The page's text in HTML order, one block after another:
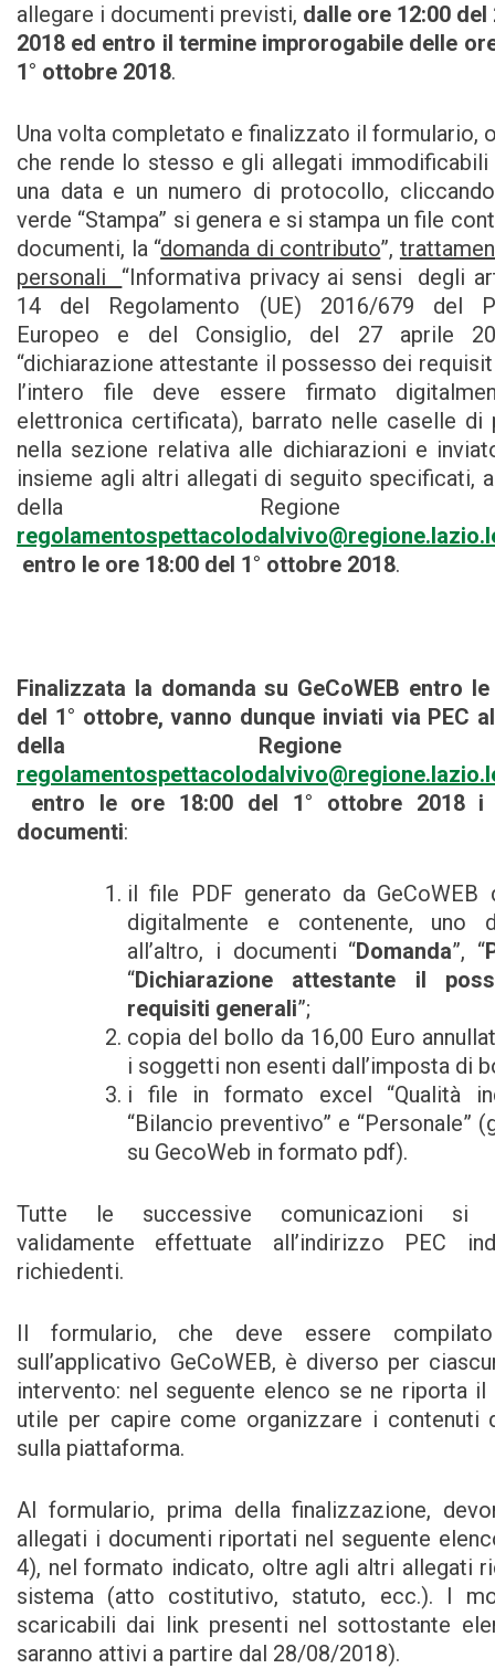
allegare i documenti previsti, dalle ore 12:00
2018 ed entro il termine improrogabile delle
1° ottobre 2018.
Una volta completato e finalizzato il formulario,
che rende lo stesso e gli allegati immodificabili
una data e un numero di protocollo,
verde “Stampa” si genera e si stampa un file
documenti, la “domanda di contributo”,
personali “Informativa privacy ai sensi degli
14 del Regolamento (UE) 2016/679 del
Europeo e del Consiglio, del 27 aprile
“dichiarazione attestante il possesso dei
l’intero file deve essere firmato
elettronica certificata), barrato nelle caselle di
nella sezione relativa alle dichiarazioni e
insieme agli altri allegati di seguito specificati,
della Regione
entro le ore 18:00 del 1° ottobre 2018.
Finalizzata la domanda su GeCoWEB entro
del 1° ottobre, vanno dunque inviati via PEC
della Regione
entro le ore 18:00 del 1° ottobre 2018 i
documenti:
il file PDF generato da GeCoWEB
digitalmente e contenente, uno
all’altro, i documenti “Domanda”, “
“Dichiarazione attestante il
requisiti generali”;
copia del bollo da 16,00 Euro
i soggetti non esenti dall’imposta di
i file in formato excel “Qualità
“Bilancio preventivo” e “Personale”
su GecoWeb in formato pdf).
Tutte le successive comunicazioni si
validamente effettuate all’indirizzo PEC
richiedenti.
Il formulario, che deve essere
sull’applicativo GeCoWEB, è diverso per
intervento: nel seguente elenco se ne riporta il
utile per capire come organizzare i contenuti
sulla piattaforma.
Al formulario, prima della finalizzazione,
allegati i documenti riportati nel seguente
4), nel formato indicato, oltre agli altri allegati
sistema (atto costitutivo, statuto, ecc.). I
scaricabili dai link presenti nel sottostante
saranno attivi a partire dal 28/08/2018).